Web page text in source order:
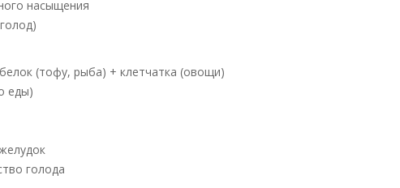
насыщения
(тофу, рыба) + клетчатка (овощи)
еды)
голода